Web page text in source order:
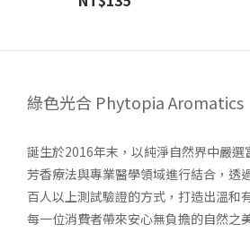
綠色光合 Phytopia Aromatics
誕生於2016年末，以純淨自然界中嚴選
芳香療法與專業醫學領域進行結合，透
百人以上測試驗證的方式，打造出溫和
每一位消費者帶來安心無負擔的自然之